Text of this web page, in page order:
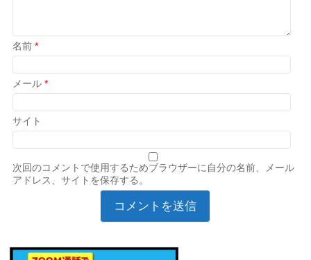
名前*
メール*
サイト
次回のコメントで使用するためブラウザーに自分の名前、メール
アドレス、サイトを保存する。